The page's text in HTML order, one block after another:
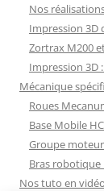
Nos
Impression 3D
Zortrax M200
Impression 3D
Mécanique
Roues
Base Mobile
Groupe
Bras robotique
Nos tuto en vidéo